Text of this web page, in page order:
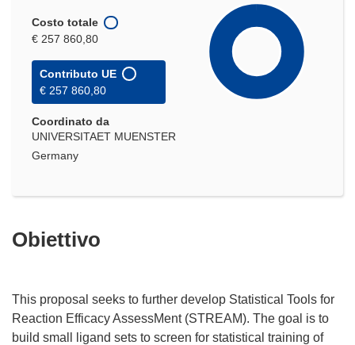
Costo totale
€ 257 860,80
Contributo UE
€ 257 860,80
Coordinato da
UNIVERSITAET MUENSTER
Germany
Obiettivo
This proposal seeks to further develop Statistical Tools for
Reaction Efficacy AssessMent (STREAM). The goal is to
build small ligand sets to screen for statistical training of